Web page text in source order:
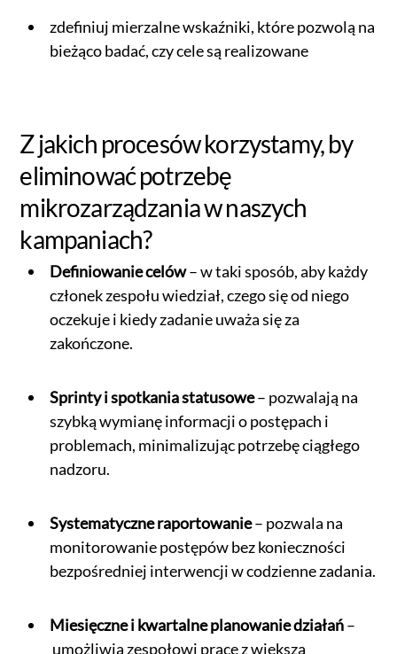
zdefiniuj mierzalne wskaźniki, które pozwolą na
bieżąco badać, czy cele są realizowane
Z jakich procesów korzystamy, by
eliminować potrzebę
mikrozarządzania w naszych
kampaniach?
Definiowanie celów– w taki sposób, aby każdy
członek zespołu wiedział, czego się od niego
oczekuje i kiedy zadanie uważa się za
zakończone.
Sprinty i spotkania statusowe– pozwalają na
szybką wymianę informacji o postępach i
problemach, minimalizując potrzebę ciągłego
nadzoru.
Systematyczne raportowanie– pozwala na
monitorowanie postępów bez konieczności
bezpośredniej interwencji w codzienne zadania.
Miesięczne i kwartalne planowanie działań–
umożliwia zespołowi pracę z większą